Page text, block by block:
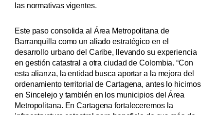
las normativas vigentes.
Este paso consolida al Área Metropolitana de
Barranquilla como un aliado estratégico en el
desarrollo urbano del Caribe, llevando su experiencia
en gestión catastral a otra ciudad de Colombia. “Con
esta alianza, la entidad busca aportar a la mejora del
ordenamiento territorial de Cartagena, antes lo hicimos
en Sincelejo y también en los municipios del Área
Metropolitana. En Cartagena fortaleceremos la